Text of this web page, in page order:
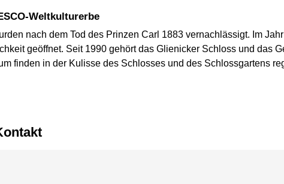
Weltkulturerbe
nach dem Tod des Prinzen Carl 1883 vernachlässigt. Im
geöffnet. Seit 1990 gehört das Glienicker Schloss und das
finden in der Kulisse des Schlosses und des Schlossgartens